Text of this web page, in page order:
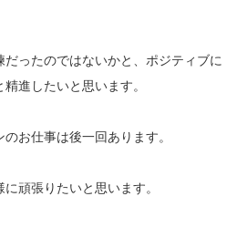
ったのではないかと、ポジティブに
進したいと思います。
お仕事は後一回あります。
頑張りたいと思います。